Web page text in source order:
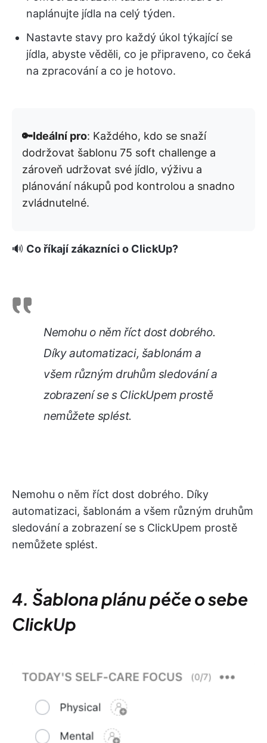
naplánujte jídla na celý týden.
Nastavte stavy pro každý úkol týkající se
jídla, abyste věděli, co je připraveno, co čeká
na zpracování a co je hotovo.
🔑Ideální pro: Každého, kdo se snaží
dodržovat šablonu 75 soft challenge a
zároveň udržovat své jídlo, výživu a
plánování nákupů pod kontrolou a snadno
zvládnutelné.
🔊 Co říkají zákazníci o ClickUp?
Nemohu o něm říct dost dobrého.
Díky automatizaci, šablonám a
všem různým druhům sledování a
zobrazení se s ClickUpem prostě
nemůžete splést.
Nemohu o něm říct dost dobrého. Díky
automatizaci, šablonám a všem různým druhům
sledování a zobrazení se s ClickUpem prostě
nemůžete splést.
4. Šablona plánu péče o sebe
ClickUp